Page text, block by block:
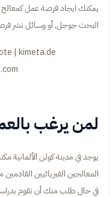
يمكنك ايجاد فرصة عمل كمعالج
البحث جوجل, أو وسائل نشر فرص
| kimeta.de
لمن يرغب
المعالجين الفيزيائيين
في حال طلب منك أن تقوم